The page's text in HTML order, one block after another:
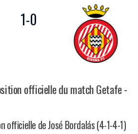
1-0
officielle du match Getafe -
officielle de José Bordalás (4-1-4-1)